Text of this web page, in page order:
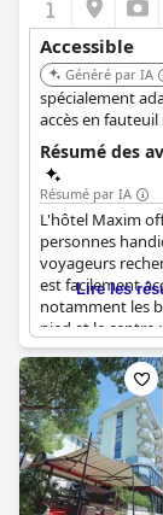
éventail de
Accessible
Généré par IA
spécialement
accès en
ascenseurs et
d'accessibilité
la salle de bain,
salle de bain
aides visuelles
également
Résumé des
Résumé par IA
L'hôtel Maxim
personnes
voyageurs
est facilement
notamment les
pied et le
clients peuvent
grand parking
d'ascenseur
L'entrée de
de marches
personnes en
l'intérieur, les
Lire les